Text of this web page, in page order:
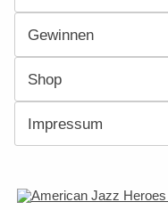
Gewinnen
Shop
Impressum